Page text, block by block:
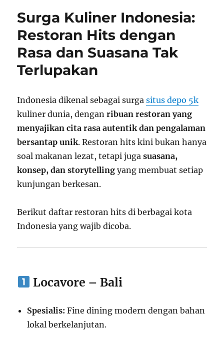
Surga Kuliner Indonesia:
Restoran Hits dengan
Rasa dan Suasana Tak
Terlupakan
Indonesia dikenal sebagai surgasitus depo 5k
kuliner dunia, denganribuan restoran yang
menyajikan cita rasa autentik dan pengalaman
bersantap unik. Restoran hits kini bukan hanya
soal makanan lezat, tetapi jugasuasana,
konsep, dan storytelling yang membuat setiap
kunjungan berkesan.
Berikut daftar restoran hits di berbagai kota
Indonesia yang wajib dicoba.
Locavore – Bali
Spesialis: Fine dining modern dengan bahan
lokal berkelanjutan.